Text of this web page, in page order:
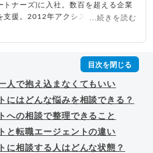
トナーズ)に入社。数百を超える企業
支援。2012年アクシス(株)設立、代
」の総再生回数は2,000
成功する転職面接」「キャリア
ール（amazon）
...続きを読む
人で抱え込まなくてもいい
にはどんな悩みを相談できる？
への相談で整理できること
と転職エージェントの違い
に相談する人はどんな状態？